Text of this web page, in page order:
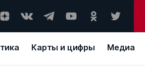
Карты и цифры Медиа